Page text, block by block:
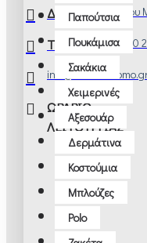
Παπούτσια
Πουκάμισα
Σακάκια
Χειμερινές
Αξεσουάρ
Δερμάτινα
Κοστούμια
Μπλούζες
Polo
ΔΙΕΥΘΥΝΣΗΑγίου
ΤΗΛΕΦΩΝΟ2810
info@manios-
ΩΡΑΡΙΟ
ΛΕΙΤΟΥΡΓΙΑΣ